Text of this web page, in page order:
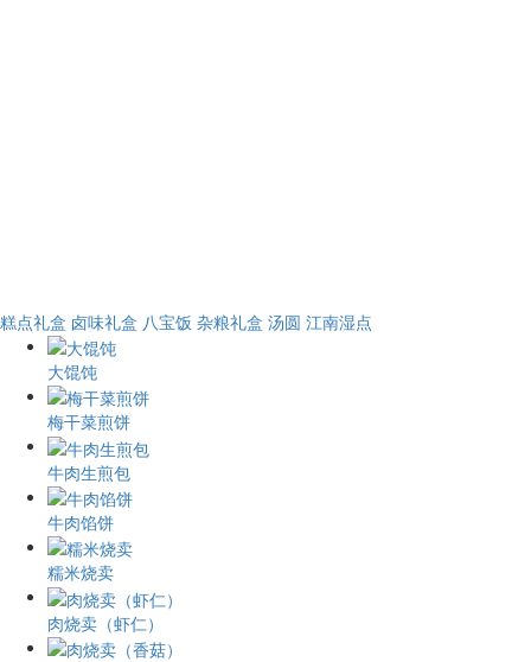
糕点礼盒 卤味礼盒 八宝饭 杂粮礼盒 汤圆 江南湿点
大馄饨
梅干菜煎饼
牛肉生煎包
牛肉馅饼
糯米烧卖
肉烧卖（虾仁）